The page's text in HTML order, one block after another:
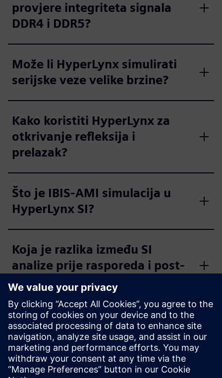
provjere integriteta signala
DDR4 i DDR5?
Može li HyperLynx simulirati
serijske veze velike brzine?
Kako koristiti HyperLynx za
otkrivanje refleksija i
prelazak?
Što je IBIS-AMI simulacija u
HyperLynx SI?
Koja je razlika između SI
analize prije rasporeda i post-
rasporeda u HyperLynx?
Koje su najbolje prakse za SI
simulaciju pomoću
HyperLynx?